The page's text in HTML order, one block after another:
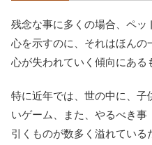
残念な事に多くの場合、ペッ
心を示すのに、それはほんの
心が失われていく傾向にある
特に近年では、世の中に、子
いゲーム、また、やるべき
引くものが数多く溢れてい